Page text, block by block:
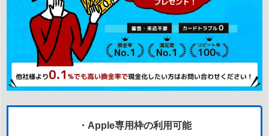
・Apple専用枠の利用可能